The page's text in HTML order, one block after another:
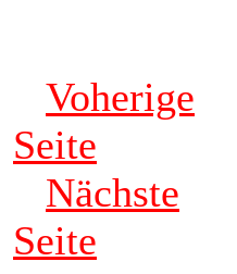
Voherige
Seite
Nächste
Seite